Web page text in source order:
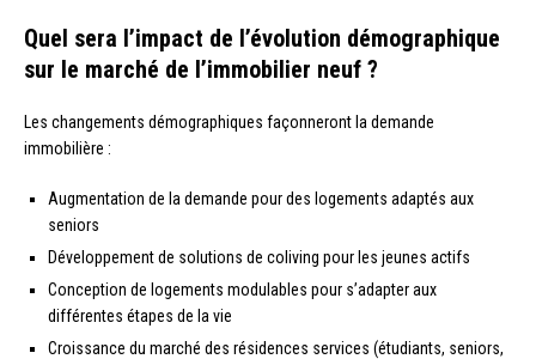
Quel sera l’impact de l’évolution démographique
sur le marché de l’immobilier neuf ?
Les changements démographiques façonneront la demande
immobilière :
Augmentation de la demande pour des logements adaptés aux
seniors
Développement de solutions de coliving pour les jeunes actifs
Conception de logements modulables pour s’adapter aux
différentes étapes de la vie
Croissance du marché des résidences services (étudiants, seniors,